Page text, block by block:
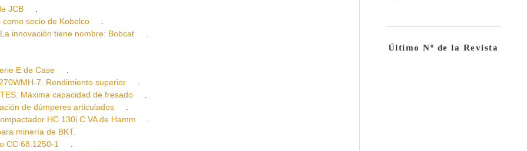
JCB
.
como socio de Kobelco
.
innovación tiene nombre: Bobcat
.
E de Case
.
7. Rendimiento superior
.
Máxima capacidad de fresado
.
de dúmperes articulados
.
HC 130i C VA de Hamm
.
minería de BKT.
CC 68.1250-1
.
Último Nº de la Revista